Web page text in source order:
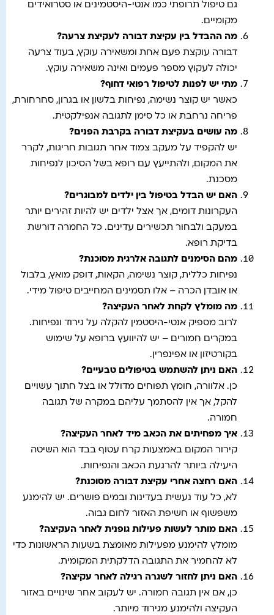
גם טיפול תרופתי כמו אנטי-היסטמינים או סטרואידים
מקומיים.
מה ההבדל בין עקיצת דבורה לעקיצת צרעה?
דבורה עוקצת פעם אחת ומשאירה עוקץ, בעוד צרעה
יכולה לעקוץ מספר פעמים ואינה משאירה עוקץ.
מתי יש לפנות לטיפול רפואי דחוף?
כאשר יש קוצר נשימה, נפיחות בלשון או בגרון, סחרחורת,
פריחה נרחבת או כל סימן לתגובה אנפילקטית.
מה עושים בעקיצת דבורה בקרבת הפנים?
יש להקפיד על מעקב צמוד אחר תגובות חריגות, לקרר
את המקום, ולהתייעץ עם רופא בשל הסיכון לנפיחות
מסכנת.
האם יש הבדל בטיפול בין ילדים למבוגרים?
העקרונות דומים, אך אצל ילדים יש להיות זהירים יותר
במעקב ולבחור תכשירים עדינים. כל החמרה דורשת
בדיקת רופא.
מהם הסימנים לתגובה אלרגית מסוכנת?
נפיחות כללית, קוצר נשימה, הקאות, דופק מואץ, בלבול
או אובדן הכרה – אלו תסמינים המחייבים טיפול מידי.
מה מומלץ לקחת לאחר העקיצה?
לרוב מספיק אנטי-היסטמין להקלה על גירוד ונפיחות.
במקרים חמורים – יש להיוועץ ברופא על שימוש
בקורטיזון או אפינפרין.
האם ניתן להשתמש בטיפולים טבעיים?
כן. אלוורה, חומץ תפוחים מדולל או בצל חתוך עשויים
להקל, אך אין להסתמך עליהם במקרה של תגובה
חמורה.
איך מפחיתים את הכאב מיד לאחר העקיצה?
קירור המקום באמצעות קרח עטוף בבד הוא השיטה
היעילה ביותר להרגעת הכאב והנפיחות.
האם רחצה אחרי עקיצת דבורה מסוכנת?
לא, כל עוד נעשית בעדינות ובמים פושרים. יש להימנע
משפשוף או חשיפת האזור לחום גבוה.
האם מותר לעשות פעילות גופנית לאחר העקיצה?
מומלץ להימנע מפעילות מאומצת בשעות הראשונות כדי
לא להחמיר את התגובה הדלקתית המקומית.
האם ניתן לחזור לשגרה רגילה לאחר עקיצה?
כן, אם אין תגובה חמורה. יש לעקוב אחר שינויים באזור
העקיצה ולהימנע מגירוד מיותר.